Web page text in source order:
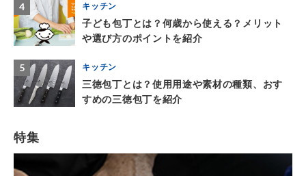
4 キッチン
子ども包丁とは？何歳から使える？メリット
や選び方のポイントを紹介
5 キッチン
三徳包丁とは？使用用途や素材の種類、おす
すめの三徳包丁を紹介
特集